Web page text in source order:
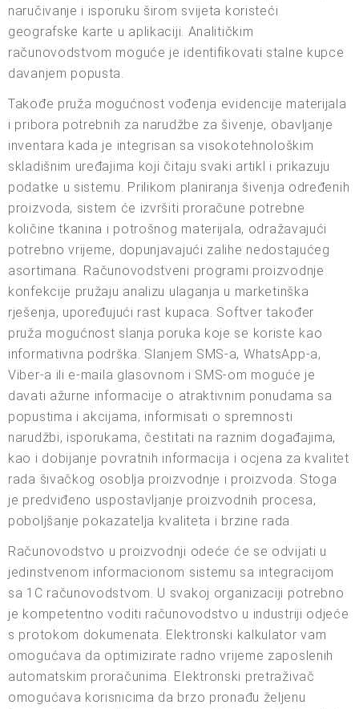
naručivanje i isporuku širom svijeta koristeći
geografske karte u aplikaciji. Analitičkim
računovodstvom moguće je identifikovati stalne kupce
davanjem popusta.
Takođe pruža mogućnost vođenja evidencije materijala
i pribora potrebnih za narudžbe za šivenje, obavljanje
inventara kada je integrisan sa visokotehnološkim
skladišnim uređajima koji čitaju svaki artikl i prikazuju
podatke u sistemu. Prilikom planiranja šivenja određenih
proizvoda, sistem će izvršiti proračune potrebne
količine tkanina i potrošnog materijala, odražavajući
potrebno vrijeme, dopunjavajući zalihe nedostajućeg
asortimana. Računovodstveni programi proizvodnje
konfekcije pružaju analizu ulaganja u marketinška
rješenja, upoređujući rast kupaca. Softver također
pruža mogućnost slanja poruka koje se koriste kao
informativna podrška. Slanjem SMS-a, WhatsApp-a,
Viber-a ili e-maila glasovnom i SMS-om moguće je
davati ažurne informacije o atraktivnim ponudama sa
popustima i akcijama, informisati o spremnosti
narudžbi, isporukama, čestitati na raznim događajima,
kao i dobijanje povratnih informacija i ocjena za kvalitet
rada šivačkog osoblja proizvodnje i proizvoda. Stoga
je predviđeno uspostavljanje proizvodnih procesa,
poboljšanje pokazatelja kvaliteta i brzine rada.
Računovodstvo u proizvodnji odeće će se odvijati u
jedinstvenom informacionom sistemu sa integracijom
sa 1C računovodstvom. U svakoj organizaciji potrebno
je kompetentno voditi računovodstvo u industriji odjeće
s protokom dokumenata. Elektronski kalkulator vam
omogućava da optimizirate radno vrijeme zaposlenih
automatskim proračunima. Elektronski pretraživač
omogućava korisnicima da brzo pronađu željenu